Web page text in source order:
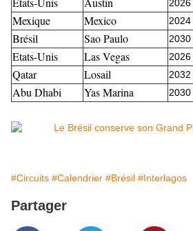
2026
Mexique Mexico 2024
Brésil Sao Paulo 2030
Etats-Unis Las Vegas 2026
Qatar Losail 2032
Abu Dhabi Yas Marina 2030
#Circuits #Calendrier #Brésil #Interlagos
Partager